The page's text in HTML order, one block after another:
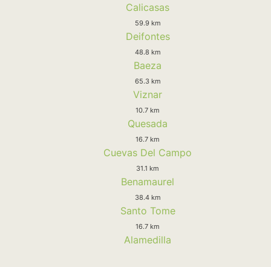
Calicasas
59.9 km
Deifontes
48.8 km
Baeza
65.3 km
Viznar
10.7 km
Quesada
16.7 km
Cuevas Del Campo
31.1 km
Benamaurel
38.4 km
Santo Tome
16.7 km
Alamedilla